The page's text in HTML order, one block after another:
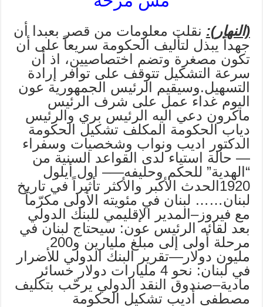
(النهار): نقلت معلومات من قصر بعبدا أن
جهداً يبذل لتأليف الحكومة سريعاً على أن
تكون مصغرة وتضم اختصاصيين، اذ أن
سرعة التشكيل تتوقف على توافر إرادة
التسهيل.وسيقيم الرئيس الجمهورية عون
اليوم غداء عمل على شرف الرئيس
ماكرون دعي اليه الرئيس بري والرئيس
دياب الحكومة المكلف تشكيل الحكومة
الدكتور اديب ونواب وشخصيات وسفراء
— حالة استياء لدى القواعد السنية من
“الهدية” للحكم وحليفه—– اول أيلول
1920الحدث الأكبر والأكثر تأثيراً في تاريخ
لبنان…… لبنان في مئويته الأولى مكرّماً
مع فيروز–المدير الإقليمي للبنك الدولي
بعد لقائه الرئيس عون: سيحتاج لبنان في
مرحلة أولى إلى مبلغ مليارين و200
مليون دولار—تقرير البنك الدولي للأضرار
في لبنان: نحو 4 مليارات دولار خسائر
مادية–صندوق النقد الدولي يرحّب بتكليف
مصطفى أديب تشكيل الحكومة